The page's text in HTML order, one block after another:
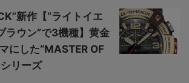
新作【“ライトイエ
ラウン”で3機種】黄金
にした“MASTER OF
リーズ